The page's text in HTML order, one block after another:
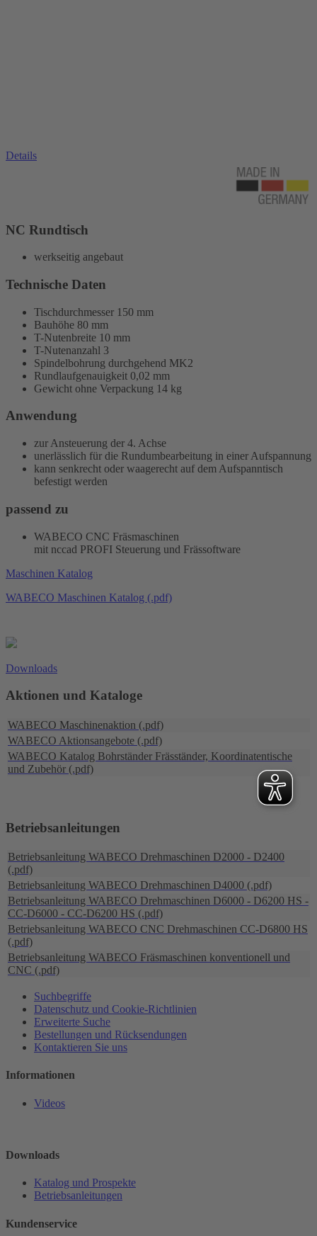
Details
NC Rundtisch
werkseitig angebaut
Technische Daten
Tischdurchmesser 150 mm
Bauhöhe 80 mm
T-Nutenbreite 10 mm
T-Nutenanzahl 3
Spindelbohrung durchgehend MK2
Rundlaufgenauigkeit 0,02 mm
Gewicht ohne Verpackung 14 kg
Anwendung
zur Ansteuerung der 4. Achse
unerlässlich für die Rundumbearbeitung in einer Aufspannung
kann senkrecht oder waagerecht auf dem Aufspanntisch
befestigt werden
passend zu
WABECO CNC Fräsmaschinen
mit nccad PROFI Steuerung und Frässoftware
Maschinen Katalog
WABECO Maschinen Katalog (.pdf)
Downloads
Aktionen und Kataloge
WABECO Maschinenaktion (.pdf)
WABECO Aktionsangebote (.pdf)
WABECO Katalog Bohrständer Fräsständer, Koordinatentische
und Zubehör (.pdf)
Betriebsanleitungen
Betriebsanleitung WABECO Drehmaschinen D2000 - D2400
(.pdf)
Betriebsanleitung WABECO Drehmaschinen D4000 (.pdf)
Betriebsanleitung WABECO Drehmaschinen D6000 - D6200 HS -
CC-D6000 - CC-D6200 HS (.pdf)
Betriebsanleitung WABECO CNC Drehmaschinen CC-D6800 HS
(.pdf)
Betriebsanleitung WABECO Fräsmaschinen konventionell und
CNC (.pdf)
Suchbegriffe
Datenschutz und Cookie-Richtlinien
Erweiterte Suche
Bestellungen und Rücksendungen
Kontaktieren Sie uns
Informationen
Videos
Downloads
Katalog und Prospekte
Betriebsanleitungen
Kundenservice